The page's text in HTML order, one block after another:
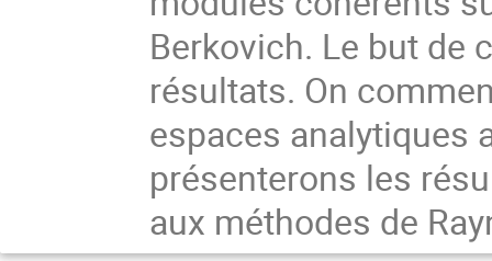
Berkovich. Le but de
résultats. On
espaces analytiques
présenterons les
aux méthodes de